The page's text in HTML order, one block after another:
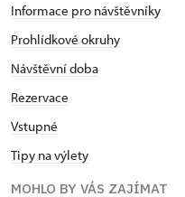
Informace pro návštěvníky
Prohlídkové okruhy
Návštěvní doba
Rezervace
Vstupné
Tipy na výlety
MOHLO BY VÁS ZAJÍMAT